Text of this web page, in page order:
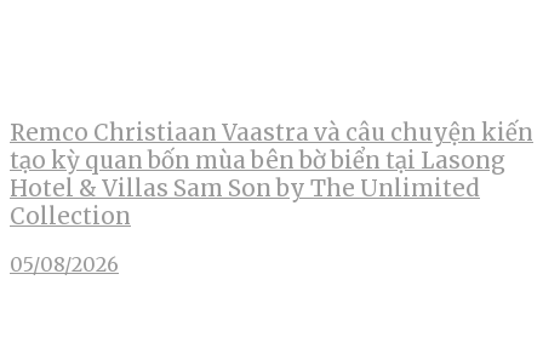
Remco Christiaan Vaastra và câu chuyện kiến
tạo kỳ quan bốn mùa bên bờ biển tại Lasong
Hotel & Villas Sam Son by The Unlimited
Collection
05/08/2026